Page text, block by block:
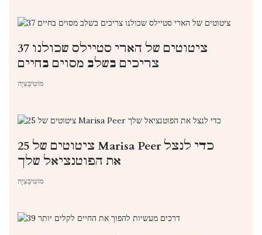
37 ציטוטים של הארי סטיילס שכולנו
צריכים בשלב מסוים בחיים
מוֹטִיבָצִיָה
25 ציטוטים של Marisa Peer כדי לנצל
את הפוטנציאל שלך
מוֹטִיבָצִיָה